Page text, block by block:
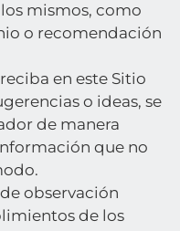
mismos, como
o recomendación
en este Sitio
o ideas, se
de manera
que no
observación
de los